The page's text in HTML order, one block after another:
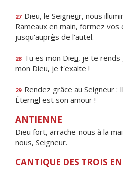
27 Dieu, le Seigneur, nous
Rameaux en main, formez
jusqu'auprès de l'autel.
28 Tu es mon Dieu, je te rends
mon Dieu, je t'exalte !
29 Rendez grâce au Seigneur :
Éternel est son amour !
ANTIENNE
Dieu fort, arrache-nous à la
nous, Seigneur.
CANTIQUE DES TROIS